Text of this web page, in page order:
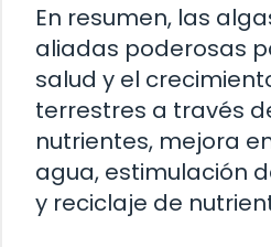
En resumen, las
aliadas poderosas
salud y el
terrestres a través
nutrientes, mejora
agua, estimulación
y reciclaje de